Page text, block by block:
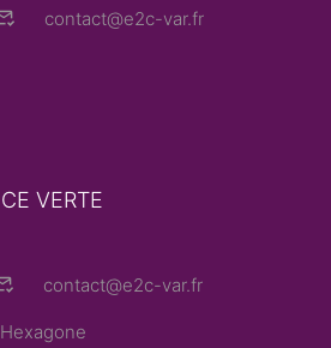
contact@e2c-var.fr
VERTE
contact@e2c-var.fr